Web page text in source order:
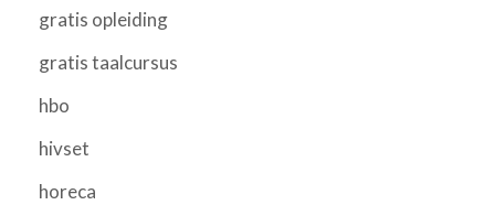
gratis opleiding
gratis taalcursus
hbo
hivset
horeca